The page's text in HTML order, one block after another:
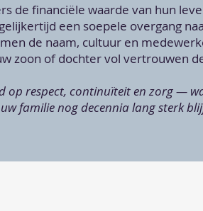
de financiële waarde van hun
een soepele overgang
de naam, cultuur en
zoon of dochter vol vertrouwen
op respect, continuïteit en zorg —
familie nog decennia lang sterk